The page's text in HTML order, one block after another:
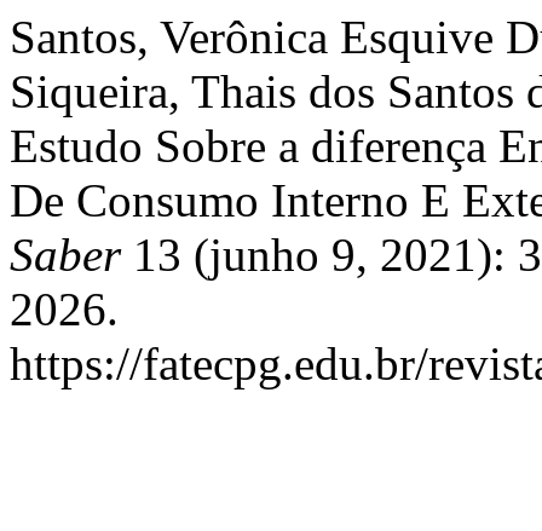
Santos, Verônica Esquive
Siqueira, Thais dos
Estudo Sobre a diferença
De Consumo Interno E
Saber13 (junho 9, 2021):
2026.
https://fatecpg.edu.br/